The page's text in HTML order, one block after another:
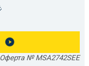
Оферта № MSA2742SEE